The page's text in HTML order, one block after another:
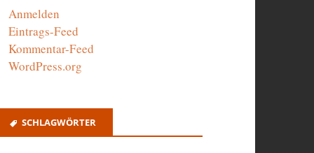
Anmelden
Eintrags-Feed
Kommentar-Feed
WordPress.org
SCHLAGWÖRTER